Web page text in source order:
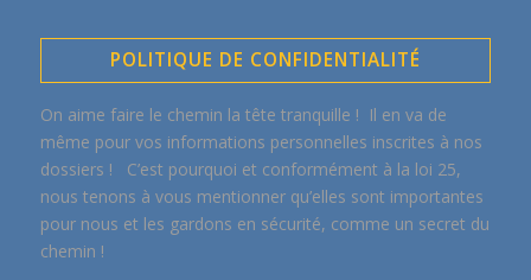
POLITIQUE DE CONFIDENTIALITÉ
On aime faire le chemin la tête tranquille ! Il en va de
même pour vos informations personnelles inscrites à nos
dossiers ! C’est pourquoi et conformément à la loi 25,
nous tenons à vous mentionner qu’elles sont importantes
pour nous et les gardons en sécurité, comme un secret du
chemin !